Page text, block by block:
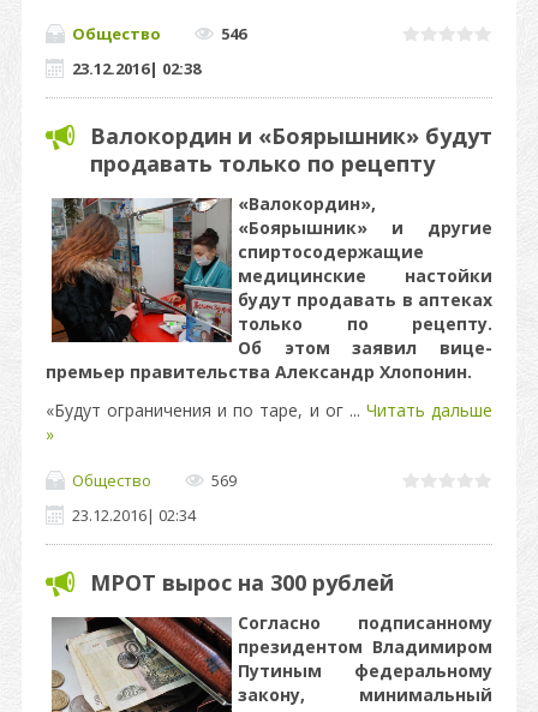
Общество
546
23.12.2016| 02:38
Валокордин и «Боярышник» будут
продавать только по рецепту
«Валокордин»,
«Боярышник» и другие
спиртосодержащие
медицинские настойки
будут продавать в аптеках
только по рецепту.
Об этом заявил вице-
премьер правительства Александр Хлопонин.
«Будут ограничения и по таре, и ог ... Читать дальше
»
Общество
569
23.12.2016| 02:34
МРОТ вырос на 300 рублей
Согласно подписанному
президентом Владимиром
Путиным федеральному
закону, минимальный